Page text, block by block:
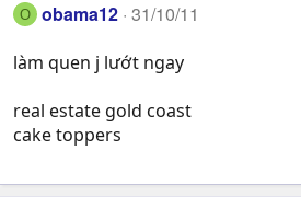
O obama12 31/10/11
làm quen j lướt ngay
real estate gold coast
cake toppers